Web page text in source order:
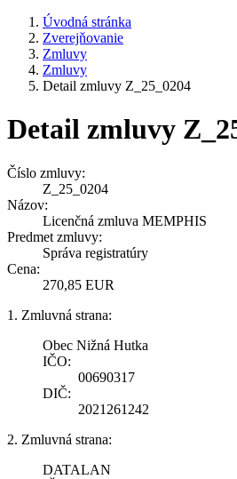
Úvodná stránka
Zverejňovanie
Zmluvy
Zmluvy
Detail zmluvy Z_25_0204
Detail zmluvy
Číslo zmluvy:
Z_25_0204
Názov:
Licenčná zmluva MEMPHIS
Predmet zmluvy:
Správa registratúry
Cena:
270,85 EUR
1. Zmluvná strana:
Obec Nižná Hutka
IČO:
00690317
DIČ:
2021261242
2. Zmluvná strana:
DATALAN